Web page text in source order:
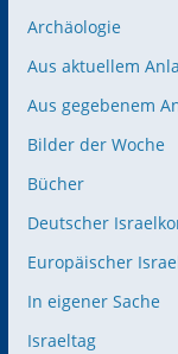
Archäologie
Aus aktuellem
Aus gegebenem
Bilder der Woche
Bücher
Deutscher
Europäischer
In eigener Sache
Israeltag